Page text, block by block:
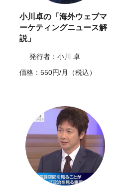
小川卓の「海外ウェブマ
ーケティングニュース解
説」
発行者：小川 卓
価格：550円/月（税込）